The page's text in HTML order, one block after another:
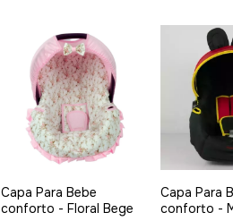
Capa Para Bebe
conforto - Floral Bege
Capa Para
conforto -